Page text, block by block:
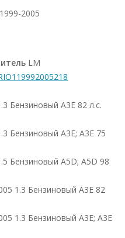
2005
LM
Бензиновый A3E 82 л.с.
Бензиновый A3E; A3E 75
Бензиновый A5D; A5D 98
1.3 Бензиновый A3E 82
1.3 Бензиновый A3E; A3E